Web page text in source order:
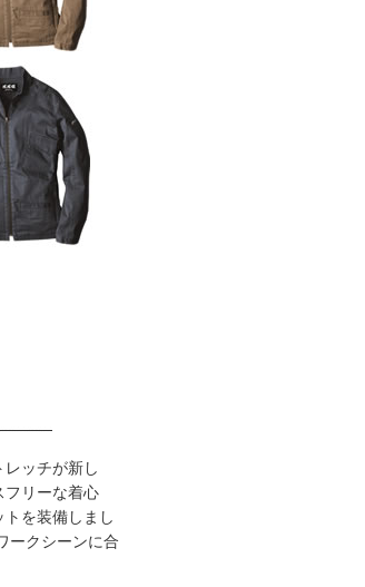
ッチが新し
フリーな着心
を装備しまし
ークシーンに合